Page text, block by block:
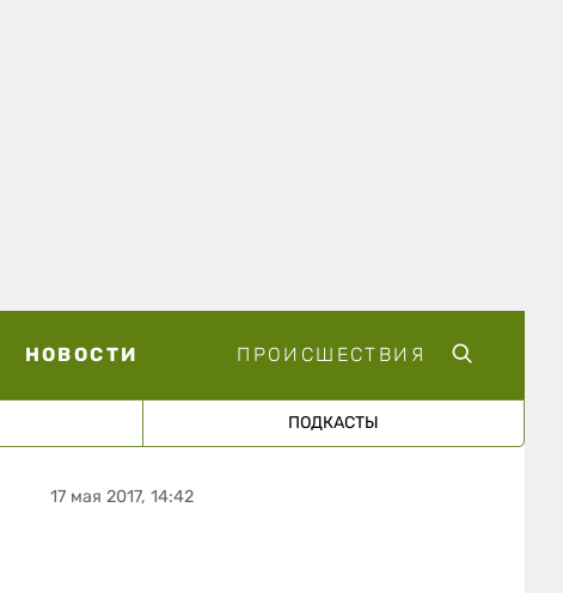
НОВОСТИ ПРОИСШЕСТВИЯ
ПОДКАСТЫ
17 мая 2017, 14:42